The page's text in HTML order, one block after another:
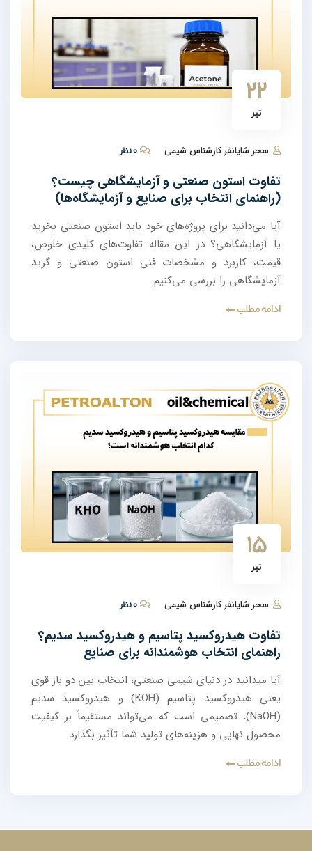
۲۲
تیر
سحر شایانفر کارشناس شیمی
تفاوت استون صنعتی و آزمایشگاهی چیست؟
(راهنمای انتخاب برای صنایع و آزمایشگاه‌ها)
آیا می‌دانید برای پروژه‌های خود باید استون صنعتی بخرید
یا آزمایشگاهی؟ در این مقاله تفاوت‌های کلیدی خلوص،
قیمت، کاربرد و مشخصات فنی استون صنعتی و گرید
آزمایشگاهی را بررسی می‌کنیم.
ادامه مطلب
۱۵
تیر
سحر شایانفر کارشناس شیمی
تفاوت هیدروکسید پتاسیم و هیدروکسید سدیم؟
راهنمای انتخاب هوشمندانه برای صنایع
آیا میدانید در دنیای شیمی صنعتی، انتخاب بین دو باز قوی
یعنی هیدروکسید پتاسیم (KOH) و هیدروکسید سدیم
(NaOH)، تصمیمی است که می‌تواند مستقیماً بر کیفیت
محصول نهایی و هزینه‌های تولید شما تأثیر بگذارد.
ادامه مطلب